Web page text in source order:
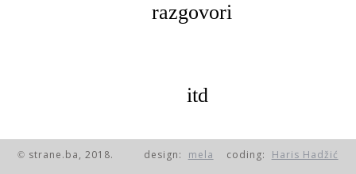
razgovori
itd
© strane.ba, 2018. design: mela coding: Haris Hadžić